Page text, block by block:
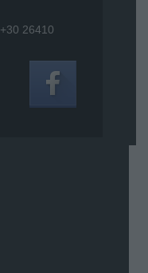
+30 26410